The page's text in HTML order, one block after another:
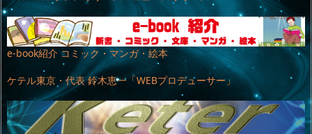
e-book紹介 コミック・マンガ・絵本
ケテル東京・代表 鈴木恵一「WEBプロデューサー」